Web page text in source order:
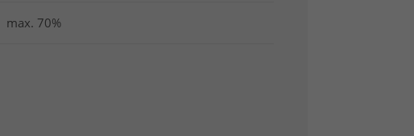
max. 70%